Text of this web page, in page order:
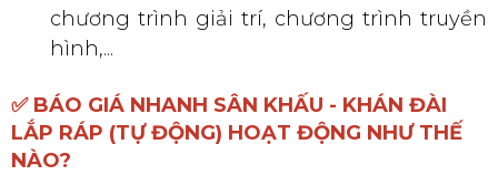
chương trình giải trí, chương trình truyền
hình,...
✅ BÁO GIÁ NHANH SÂN KHẤU - KHÁN ĐÀI
LẮP RÁP (TỰ ĐỘNG) HOẠT ĐỘNG NHƯ THẾ
NÀO?